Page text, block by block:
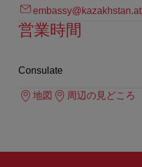
embassy@kazakhstan.at
営業時間
Consulate
地図 周辺の見どころ